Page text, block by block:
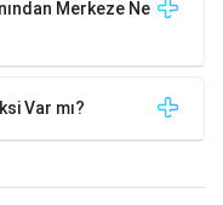
Merkeze Ne
Var mı?